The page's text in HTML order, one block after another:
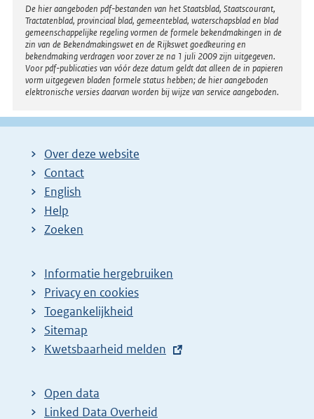
Disclaimer
De hier aangeboden pdf-bestanden van het Staatsblad, Staatscourant,
Tractatenblad, provinciaal blad, gemeenteblad, waterschapsblad en blad
gemeenschappelijke regeling vormen de formele bekendmakingen in de
zin van de Bekendmakingswet en de Rijkswet goedkeuring en
bekendmaking verdragen voor zover ze na 1 juli 2009 zijn uitgegeven.
Voor pdf-publicaties van vóór deze datum geldt dat alleen de in papieren
vorm uitgegeven bladen formele status hebben; de hier aangeboden
elektronische versies daarvan worden bij wijze van service aangeboden.
Over deze website
Contact
English
Help
Zoeken
Informatie hergebruiken
Privacy en cookies
Toegankelijkheid
Sitemap
E
t
e
Kwetsbaarheid melden
Open data
Linked Data Overheid